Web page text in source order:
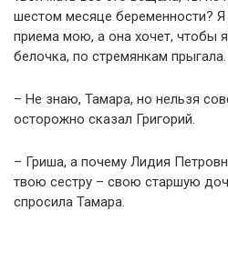
шестом месяце беременности?
приема мою, а она хочет, чтобы я
белочка, по стремянкам прыгала.
– Не знаю, Тамара, но нельзя
осторожно сказал Григорий.
– Гриша, а почему Лидия
твою сестру – свою старшую
спросила Тамара.